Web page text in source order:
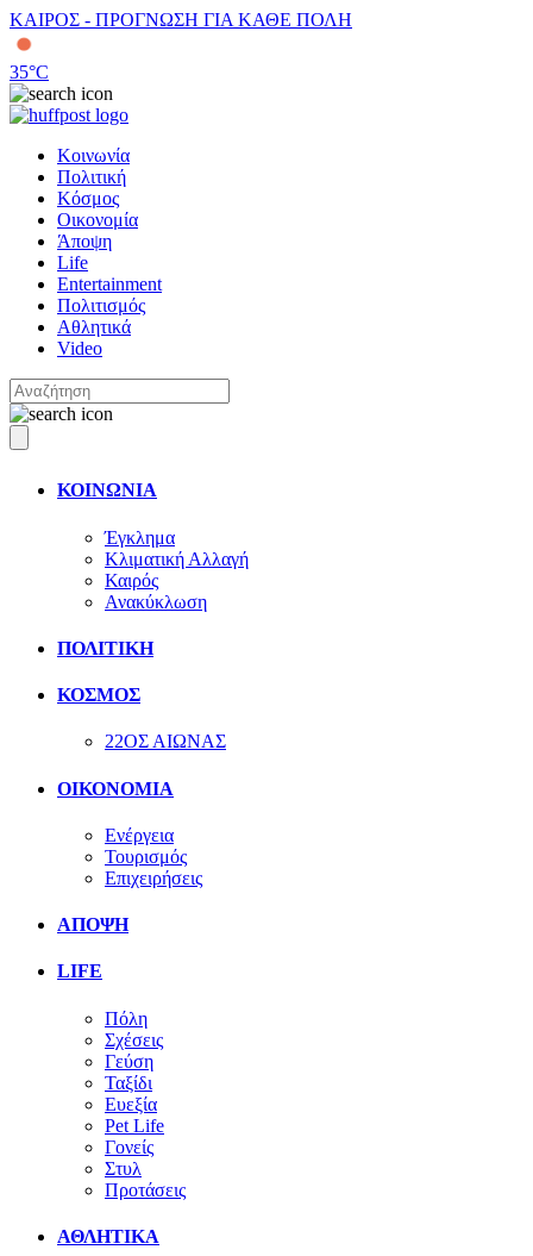
ΚΑΙΡΟΣ - ΠΡΟΓΝΩΣΗ ΓΙΑ ΚΑΘΕ ΠΟΛΗ
35°C
Κοινωνία
Πολιτική
Κόσμος
Οικονομία
Άποψη
Life
Entertainment
Πολιτισμός
Αθλητικά
Video
ΚΟΙΝΩΝΙΑ
Έγκλημα
Κλιματική Αλλαγή
Καιρός
Ανακύκλωση
ΠΟΛΙΤΙΚΗ
ΚΟΣΜΟΣ
22ΟΣ ΑΙΩΝΑΣ
ΟΙΚΟΝΟΜΙΑ
Ενέργεια
Τουρισμός
Επιχειρήσεις
ΑΠΟΨΗ
LIFE
Πόλη
Σχέσεις
Γεύση
Ταξίδι
Ευεξία
Pet Life
Γονείς
Στυλ
Προτάσεις
ΑΘΛΗΤΙΚΑ